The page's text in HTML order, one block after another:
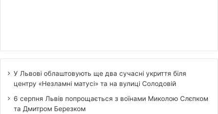
У Львові облаштовують ще два сучасні укриття біля
центру «Незламні матусі» та на вулиці Солодовій
6 серпня Львів попрощається з воїнами Миколою Слєпком
та Дмитром Березком